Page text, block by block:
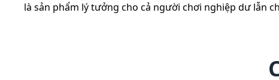
là sản phẩm lý tưởng cho cả người chơi nghiệp dư lẫn